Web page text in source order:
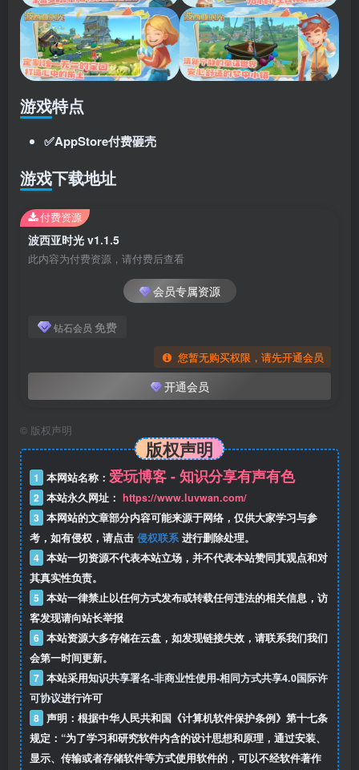
游戏特点
✅AppStore付费砸壳
游戏下载地址
波西亚时光 v1.1.5
此内容为付费资源，请付费后查看
会员专属资源
钻石会员 免费
您暂无购买权限，请先开通会员
开通会员
付费资源
© 版权声明
版权声明
1 本网站名称： 爱玩博客 - 知识分享有声有色
2 本站永久网址： https://www.luvwan.com/
3 本网站的文章部分内容可能来源于网络，仅供大家学习与参
考，如有侵权，请点击 侵权联系 进行删除处理。
4 本站一切资源不代表本站立场，并不代表本站赞同其观点和对
其真实性负责。
5 本站一律禁止以任何方式发布或转载任何违法的相关信息，访
客发现请向站长举报
6 本站资源大多存储在云盘，如发现链接失效，请联系我们我们
会第一时间更新。
7 本站采用知识共享署名-非商业性使用-相同方式共享4.0国际许
可协议进行许可
8 声明：根据中华人民共和国《计算机软件保护条例》第十七条
规定：“为了学习和研究软件内含的设计思想和原理，通过安装、
显示、传输或者存储软件等方式使用软件的，可以不经软件著作